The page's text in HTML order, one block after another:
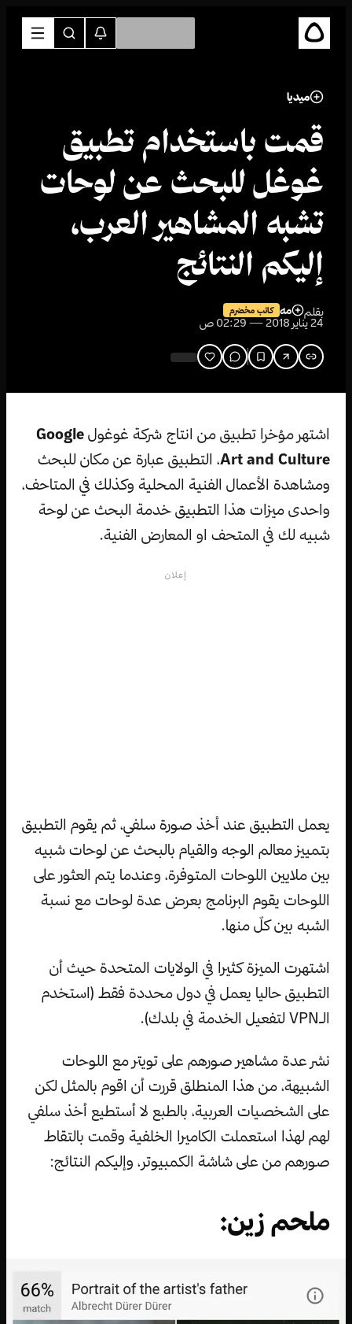
ميديا
قمت باستخدام تطبيق
غوغل للبحث عن لوحات
تشبه المشاهير العرب،
إليكم النتائج
بقلم مه كاتب مخضرم
24 يناير 2018 — 02:29 ص
اشتهر مؤخرا تطبيق من انتاج شركة غوغول Google
Art and Culture، التطبيق عبارة عن مكان للبحث
ومشاهدة الأعمال الفنية المحلية وكذلك في المتاحف،
واحدى ميزات هذا التطبيق خدمة البحث عن لوحة
شبيه لك في المتحف او المعارض الفنية.
إعلان
يعمل التطبيق عند أخذ صورة سلفي، ثم يقوم التطبيق
بتمييز معالم الوجه والقيام بالبحث عن لوحات شبيه
بين ملايين اللوحات المتوفرة، وعندما يتم العثور على
اللوحات يقوم البرنامج بعرض عدة لوحات مع نسبة
الشبه بين كلّ منها.
اشتهرت الميزة كثيرا في الولايات المتحدة حيث أن
التطبيق حاليا يعمل في دول محددة فقط (استخدم
الـVPN لتفعيل الخدمة في بلدك).
نشر عدة مشاهير صورهم على تويتر مع اللوحات
الشبيهة، من هذا المنطلق قررت أن اقوم بالمثل لكن
على الشخصيات العربية، بالطبع لا أستطيع أخذ سلفي
لهم لهذا استعملت الكاميرا الخلفية وقمت بالتقاط
صورهم من على شاشة الكمبيوتر، وإليكم النتائج:
ملحم زين: